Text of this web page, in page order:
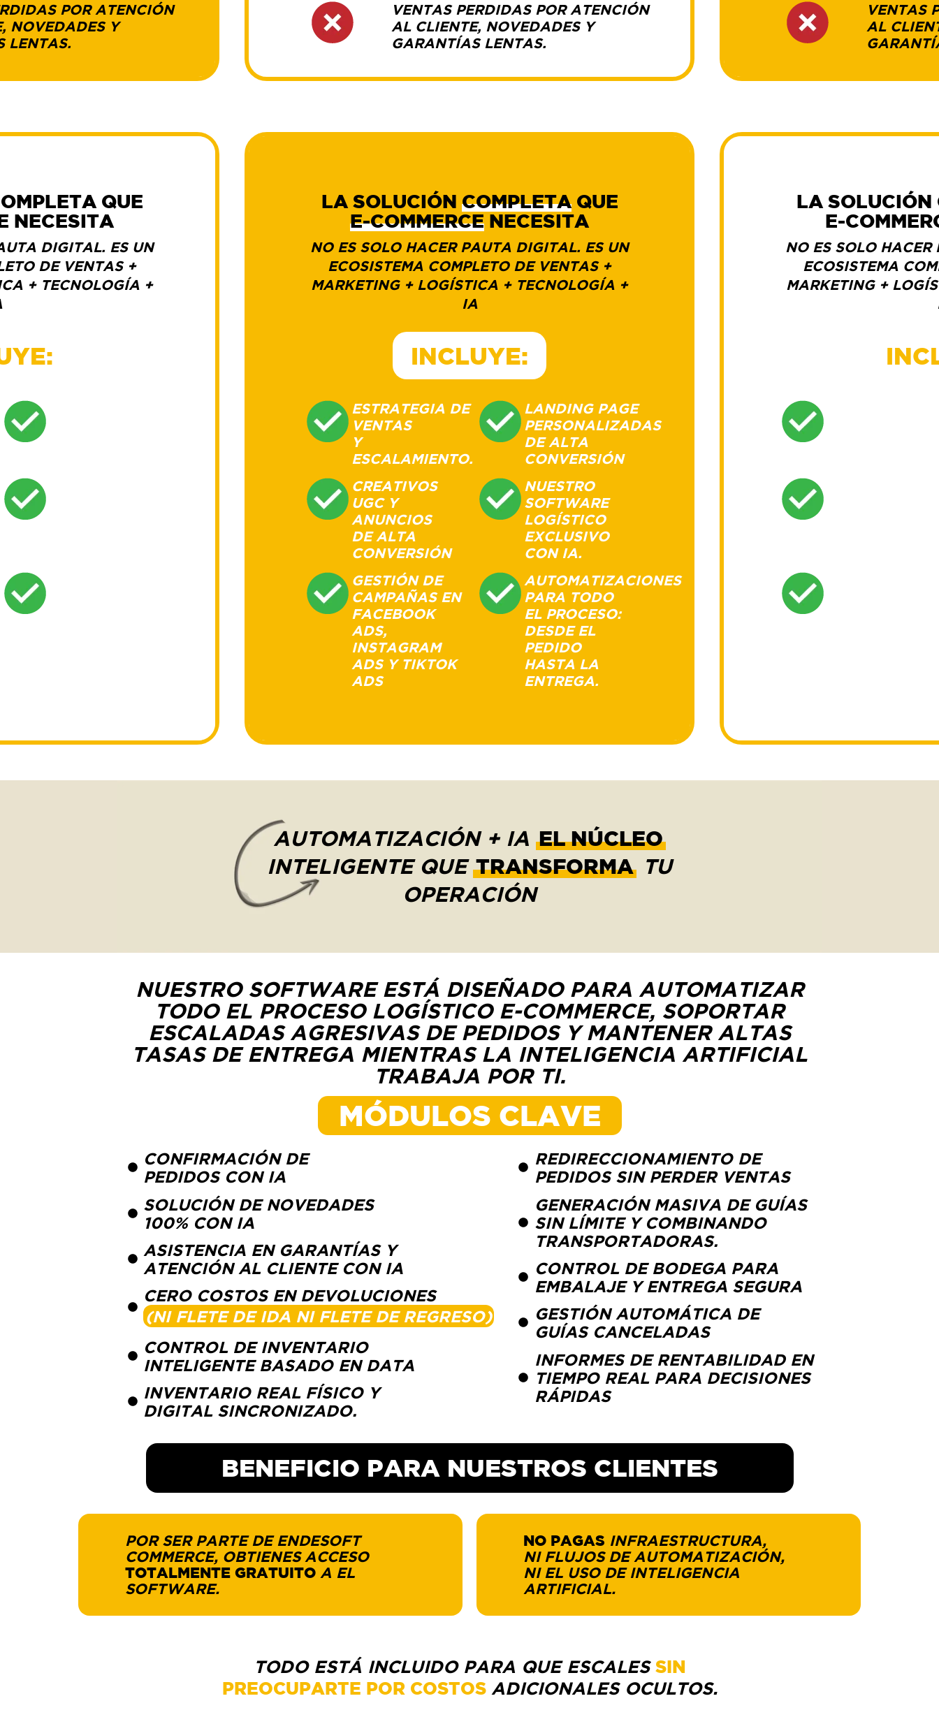
POR ATENCIÓN
NOVEDADES Y
LENTAS.
VENTAS PERDIDAS POR ATENCIÓN
AL CLIENTE, NOVEDADES Y
GARANTÍAS LENTAS.
VENTAS
AL
QUE
NECESITA
DIGITAL. ES UN
DE VENTAS +
+ TECNOLOGÍA +
LA SOLUCIÓN COMPLETAQUE
E-COMMERCE NECESITA
NO ES SOLO HACER PAUTA DIGITAL. ES UN
ECOSISTEMA COMPLETO DE VENTAS +
MARKETING + LOGÍSTICA + TECNOLOGÍA +
IA
INCLUYE:
ESTRATEGIA DE
VENTAS
Y
ESCALAMIENTO.
LANDING PAGE
PERSONALIZADAS
DE ALTA
CONVERSIÓN
CREATIVOS
UGC Y
ANUNCIOS
DE ALTA
CONVERSIÓN
NUESTRO
SOFTWARE
LOGÍSTICO
EXCLUSIVO
CON IA.
GESTIÓN DE
CAMPAÑAS EN
FACEBOOK
ADS,
INSTAGRAM
ADS Y TIKTOK
ADS
AUTOMATIZACIONES
PARA TODO
EL PROCESO:
DESDE EL
PEDIDO
HASTA LA
ENTREGA.
LA SOLUCIÓN
E-
NO ES SOLO
ECOSISTEMA
MARKETING +
AUTOMATIZACIÓN + IA EL NÚCLEO
INTELIGENTE QUE TRANSFORMA TU
OPERACIÓN
NUESTRO SOFTWARE ESTÁ DISEÑADO PARA AUTOMATIZAR
TODO EL PROCESO LOGÍSTICO E-COMMERCE, SOPORTAR
ESCALADAS AGRESIVAS DE PEDIDOS Y MANTENER ALTAS
TASAS DE ENTREGA MIENTRAS LA INTELIGENCIA ARTIFICIAL
TRABAJA POR TI.
MÓDULOS CLAVE
CONFIRMACIÓN DE
PEDIDOS CON IA
SOLUCIÓN DE NOVEDADES
100% CON IA
ASISTENCIA EN GARANTÍAS Y
ATENCIÓN AL CLIENTE CON IA
CERO COSTOS EN DEVOLUCIONES
(NI FLETE DE IDA NI FLETE DE REGRESO)
CONTROL DE INVENTARIO
INTELIGENTE BASADO EN DATA
INVENTARIO REAL FÍSICO Y
DIGITAL SINCRONIZADO.
REDIRECCIONAMIENTO DE
PEDIDOS SIN PERDER VENTAS
GENERACIÓN MASIVA DE GUÍAS
SIN LÍMITE Y COMBINANDO
TRANSPORTADORAS.
CONTROL DE BODEGA PARA
EMBALAJE Y ENTREGA SEGURA
GESTIÓN AUTOMÁTICA DE
GUÍAS CANCELADAS
INFORMES DE RENTABILIDAD EN
TIEMPO REAL PARA DECISIONES
RÁPIDAS
BENEFICIO PARA NUESTROS CLIENTES
POR SER PARTE DE ENDESOFT
COMMERCE, OBTIENES ACCESO
TOTALMENTE GRATUITO A EL
SOFTWARE.
NO PAGAS INFRAESTRUCTURA,
NI FLUJOS DE AUTOMATIZACIÓN,
NI EL USO DE INTELIGENCIA
ARTIFICIAL.
TODO ESTÁ INCLUIDO PARA QUE ESCALES SIN
PREOCUPARTE POR COSTOS ADICIONALES OCULTOS.